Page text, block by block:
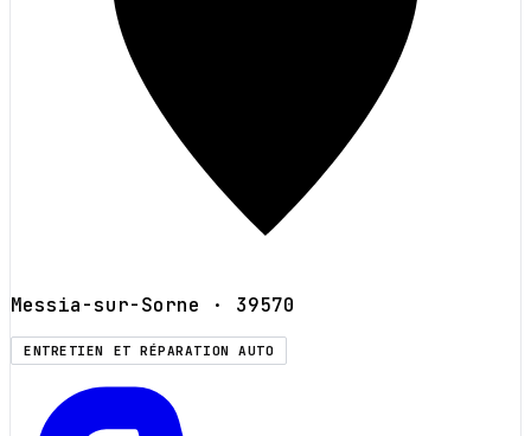
Messia-sur-Sorne · 39570
ENTRETIEN ET RÉPARATION AUTO